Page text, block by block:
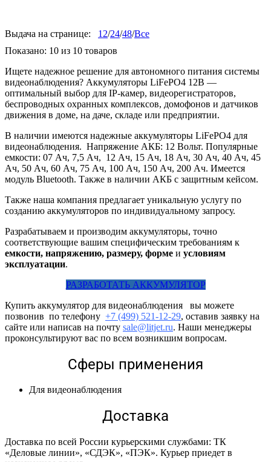
Выдача на странице: 12/24/48/Все
Показано: 10 из 10 товаров
Ищете надежное решение для автономного питания системы
видеонаблюдения? Аккумуляторы LiFePO4 12В —
оптимальный выбор для IP-камер, видеорегистраторов,
беспроводных охранных комплексов, домофонов и датчиков
движения в доме, на даче, складе или предприятии.
В наличии имеются надежные аккумуляторы LiFePO4 для
видеонаблюдения. Напряжение АКБ: 12 Вольт. Популярные
емкости: 07 Ач, 7,5 Ач, 12 Ач, 15 Ач, 18 Ач, 30 Ач, 40 Ач, 45
Ач, 50 Ач, 60 Ач, 75 Ач, 100 Ач, 150 Ач, 200 Ач. Имеется
модуль Bluetooth. Также в наличии АКБ с защитным кейсом.
Также наша компания предлагает уникальную услугу по
созданию аккумуляторов по индивидуальному запросу.
Разрабатываем и производим аккумуляторы, точно
соответствующие вашим специфическим требованиям к
емкости, напряжению, размеру, форме и условиям
эксплуатации.
РАЗРАБОТАТЬ АККУМУЛЯТОР
Купить аккумулятор для видеонаблюдения вы можете
позвонив по телефону +7 (499) 521-12-29, оставив заявку на
сайте или написав на почту sale@litjet.ru. Наши менеджеры
проконсультируют вас по всем возникшим вопросам.
Сферы применения
Для видеонаблюдения
Доставка
Доставка по всей России курьерскими службами: ТК
«Деловые линии», «СДЭК», «ПЭК». Курьер приедет в